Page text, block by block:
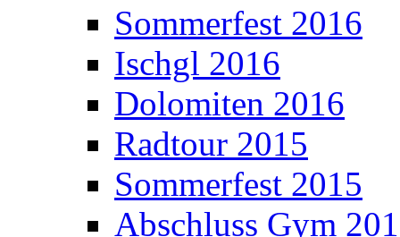
Sommerfest 2016
Ischgl 2016
Dolomiten 2016
Radtour 2015
Sommerfest 2015
Abschluss Gym